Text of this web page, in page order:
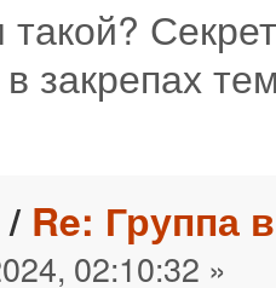
закрепах
Re: Группа
02:10:32 »